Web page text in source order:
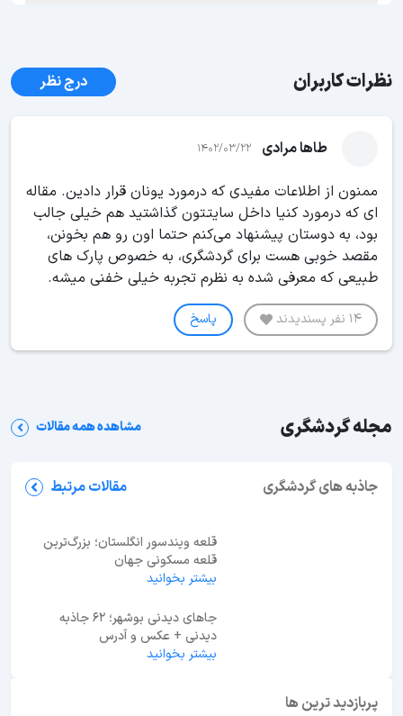
نظرات کاربران درج نظر
طاها مرادی 1402/03/22
ممنون از اطلاعات مفیدی که درمورد یونان قرار دادین. مقاله
ای که درمورد کنیا داخل سایتتون گذاشتید هم خیلی جالب
بود، به دوستان پیشنهاد می‌کنم حتما اون رو هم بخونن،
مقصد خوبی هست برای گردشگری، به خصوص پارک های
طبیعی که معرفی شده به نظرم تجربه خیلی خفنی میشه.
14 نفر پسندیدند پاسخ
مجله گردشگری مشاهده همه مقالات
جاذبه های گردشگری مقالات مرتبط
آدرس
قلعه ویندسور انگلستان؛ بزرگ‌ترین
قلعه مسکونی جهان
بیشتر بخوانید
جاهای دیدنی بوشهر؛ 62 جاذبه
دیدنی + عکس و آدرس
بیشتر بخوانید
پربازدید ترین ها
امارات